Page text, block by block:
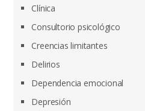
Clínica
Consultorio psicológico
Creencias limitantes
Delirios
Dependencia emocional
Depresión